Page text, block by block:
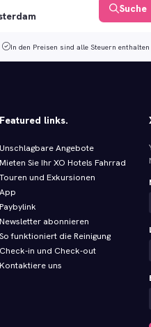
Suche
In den Preisen sind alle Steuern enthalten
Featured links.
Unschlagbare Angebote
Mieten Sie Ihr XO Hotels Fahrrad
Touren und Exkursionen
App
Paybylink
Newsletter abonnieren
So funktioniert die Reinigung
Check-in und Check-out
Kontaktiere uns